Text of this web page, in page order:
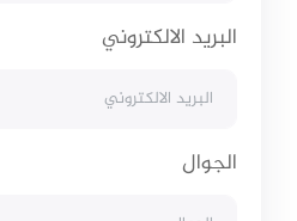
البريد الالكتروني
الجوال